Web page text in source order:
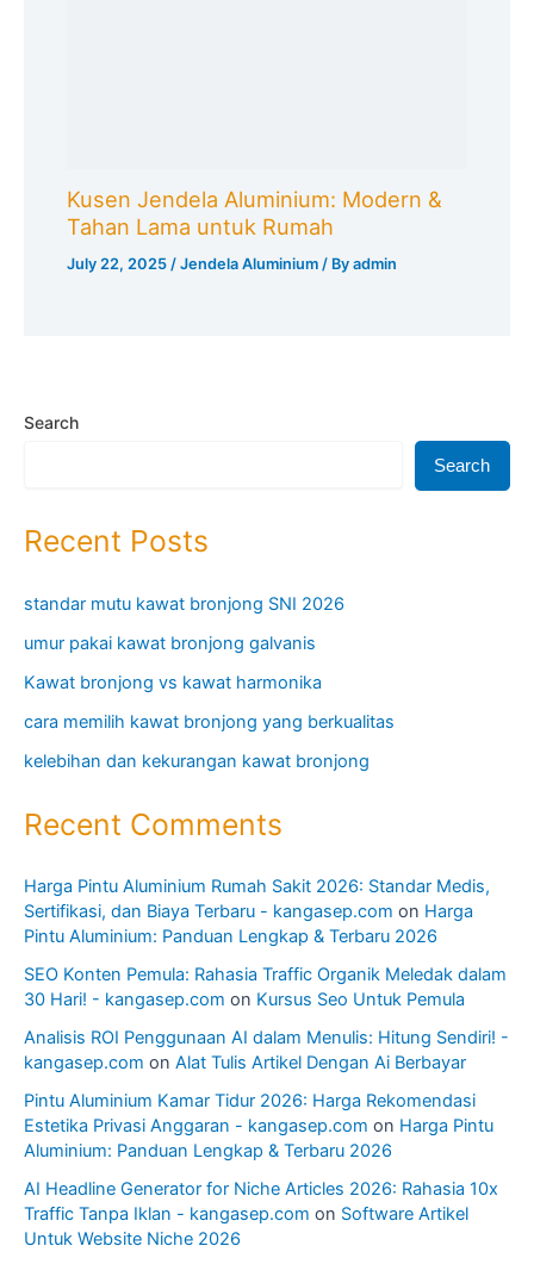
Kusen Jendela Aluminium: Modern &
Tahan Lama untuk Rumah
July 22, 2025/Jendela Aluminium / Byadmin
Search
Search
Recent Posts
standar mutu kawat bronjong SNI 2026
umur pakai kawat bronjong galvanis
Kawat bronjong vs kawat harmonika
cara memilih kawat bronjong yang berkualitas
kelebihan dan kekurangan kawat bronjong
Recent Comments
Harga Pintu Aluminium Rumah Sakit 2026: Standar Medis,
Sertifikasi, dan Biaya Terbaru - kangasep.com on Harga
Pintu Aluminium: Panduan Lengkap & Terbaru 2026
SEO Konten Pemula: Rahasia Traffic Organik Meledak dalam
30 Hari! - kangasep.com on Kursus Seo Untuk Pemula
Analisis ROI Penggunaan AI dalam Menulis: Hitung Sendiri! -
kangasep.com on Alat Tulis Artikel Dengan Ai Berbayar
Pintu Aluminium Kamar Tidur 2026: Harga Rekomendasi
Estetika Privasi Anggaran - kangasep.com on Harga Pintu
Aluminium: Panduan Lengkap & Terbaru 2026
AI Headline Generator for Niche Articles 2026: Rahasia 10x
Traffic Tanpa Iklan - kangasep.com on Software Artikel
Untuk Website Niche 2026